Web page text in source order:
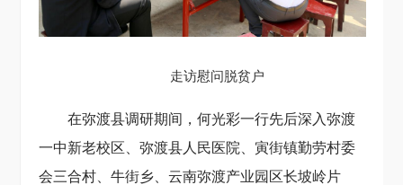
走访慰问脱贫户
在弥渡县调研期间，何光彩一行先后深入弥渡
一中新老校区、弥渡县人民医院、寅街镇勤劳村委
会三合村、牛街乡、云南弥渡产业园区长坡岭片